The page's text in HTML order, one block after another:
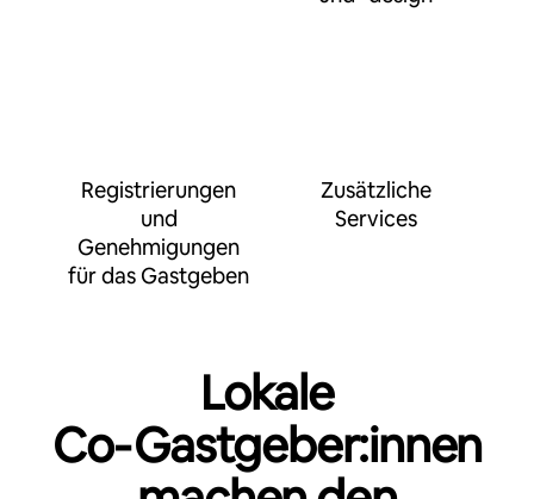
Registrierungen
und
Genehmigungen
für das Gastgeben
Zusätzliche
Services
Lokale
Co‑Gastgeber:innen